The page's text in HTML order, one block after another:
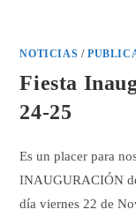
NOTICIAS /
Fiesta
24-25
Es un placer para
INAUGURACIÓN
día viernes 22 de